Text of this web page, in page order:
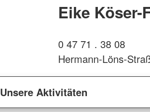
Eike Köser-
0 47 71 . 38 08
Hermann-Löns-
Unsere Aktivitäten